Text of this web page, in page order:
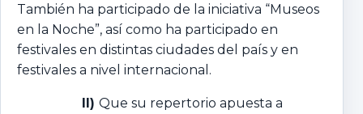
También ha participado de la iniciativa “Museos
en la Noche”, así como ha participado en
festivales en distintas ciudades del país y en
festivales a nivel internacional.
II) Que su repertorio apuesta a